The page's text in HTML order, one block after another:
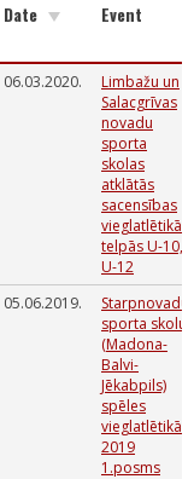
Date Event
06.03.2020.
Limbažu un
Salacgrīvas
novadu
sporta
skolas
atklātās
sacensības
vieglatlētikā
telpās U-10,
U-12
05.06.2019.
Starpnovadu
sporta skolu
(Madona-
Balvi-
Jēkabpils)
spēles
vieglatlētikā '
2019
1.posms